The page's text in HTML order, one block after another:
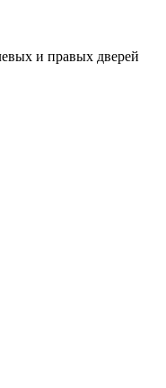
и правых дверей